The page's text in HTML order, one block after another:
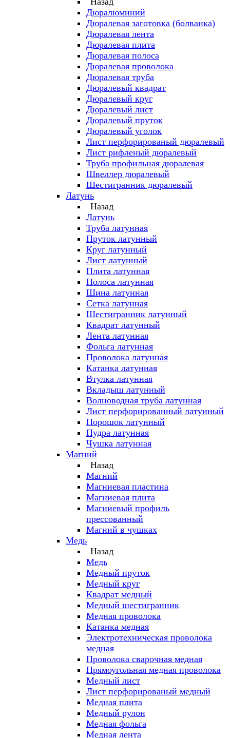
Дюралюминий
Дюралевая заготовка (болванка)
Дюралевая лента
Дюралевая плита
Дюралевая полоса
Дюралевая проволока
Дюралевая труба
Дюралевый квадрат
Дюралевый круг
Дюралевый лист
Дюралевый пруток
Дюралевый уголок
Лист перфорированый дюралевый
Лист рифленый дюралевый
Труба профильная дюралевая
Швеллер дюралевый
Шестигранник дюралевый
Латунь
Назад
Латунь
Труба латунная
Пруток латунный
Круг латунный
Лист латунный
Плита латунная
Полоса латунная
Шина латунная
Сетка латунная
Шестигранник латунный
Квадрат латунный
Лента латунная
Фольга латунная
Проволока латунная
Катанка латунная
Втулка латунная
Вкладыш латунный
Волноводная труба латунная
Лист перфорированный латунный
Порошок латунный
Пудра латунная
Чушка латунная
Магний
Назад
Магний
Магниевая пластина
Магниевая плита
Магниевый профиль
прессованный
Магний в чушках
Медь
Назад
Медь
Медный пруток
Медный круг
Квадрат медный
Медный шестигранник
Медная проволока
Катанка медная
Электротехническая проволока
медная
Проволока сварочная медная
Прямоугольная медная проволока
Медный лист
Лист перфорированый медный
Медная плита
Медный рулон
Медная фольга
Медная лента